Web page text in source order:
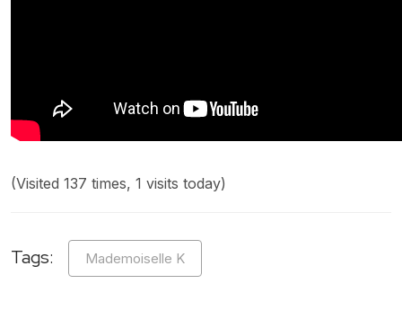
(Visited 137 times, 1 visits today)
Tags: Mademoiselle K